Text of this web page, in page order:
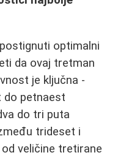
optimalni
da ovaj tretman
je ključna -
do petnaest
do tri puta
trideset i
veličine tretirane